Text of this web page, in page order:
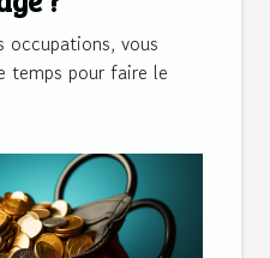
occupations, vous
temps pour faire le